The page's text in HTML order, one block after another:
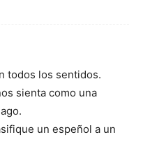
todos los sentidos.
sienta como una
un espeñol a un